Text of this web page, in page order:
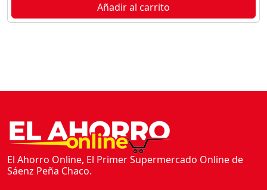
Añadir al carrito
El Ahorro Online, El Primer Supermercado Online de
Sáenz Peña Chaco.